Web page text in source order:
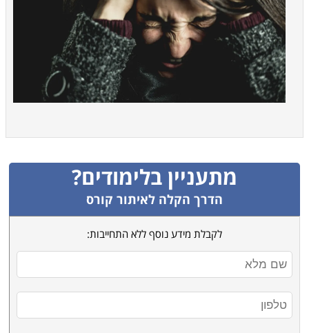
מתעניין בלימודים?
הדרך הקלה לאיתור קורס
לקבלת מידע נוסף ללא התחייבות: